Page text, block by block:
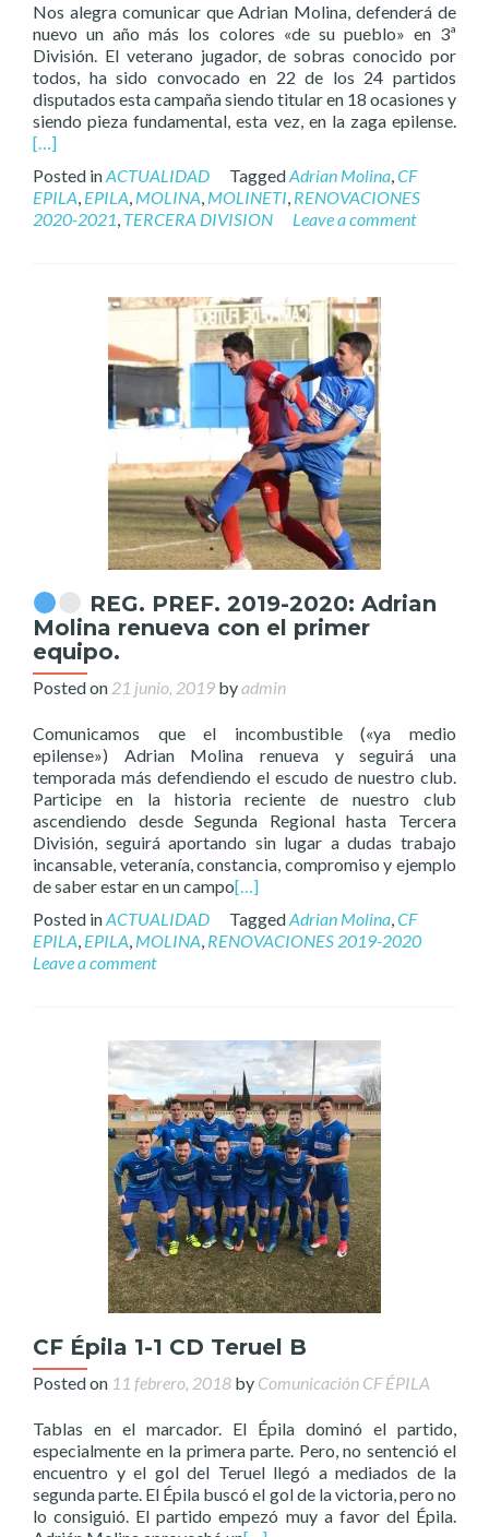
Nos alegra comunicar que Adrian Molina, defenderá de
nuevo un año más los colores «de su pueblo» en 3ª
División. El veterano jugador, de sobras conocido por
todos, ha sido convocado en 22 de los 24 partidos
disputados esta campaña siendo titular en 18 ocasiones y
siendo pieza fundamental, esta vez, en la zaga epilense.
[…]
Posted inACTUALIDAD TaggedAdrian Molina,CF
EPILA, EPILA, MOLINA, MOLINETI, RENOVACIONES
2020-2021, TERCERA DIVISION Leave a comment
REG. PREF. 2019-2020: Adrian
Molina renueva con el primer
equipo.
Posted on 21 junio, 2019 byadmin
Comunicamos que el incombustible («ya medio
epilense») Adrian Molina renueva y seguirá una
temporada más defendiendo el escudo de nuestro club.
Participe en la historia reciente de nuestro club
ascendiendo desde Segunda Regional hasta Tercera
División, seguirá aportando sin lugar a dudas trabajo
incansable, veteranía, constancia, compromiso y ejemplo
de saber estar en un campo[…]
Posted inACTUALIDAD TaggedAdrian Molina,CF
EPILA, EPILA, MOLINA, RENOVACIONES 2019-2020
Leave a comment
CF Épila 1-1 CD Teruel B
Posted on 11 febrero, 2018 by Comunicación CF ÉPILA
Tablas en el marcador. El Épila dominó el partido,
especialmente en la primera parte. Pero, no sentenció el
encuentro y el gol del Teruel llegó a mediados de la
segunda parte. El Épila buscó el gol de la victoria, pero no
lo consiguió. El partido empezó muy a favor del Épila.